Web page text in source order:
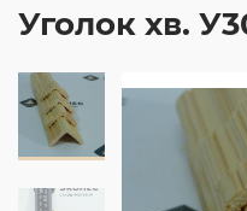
Уголок хв.